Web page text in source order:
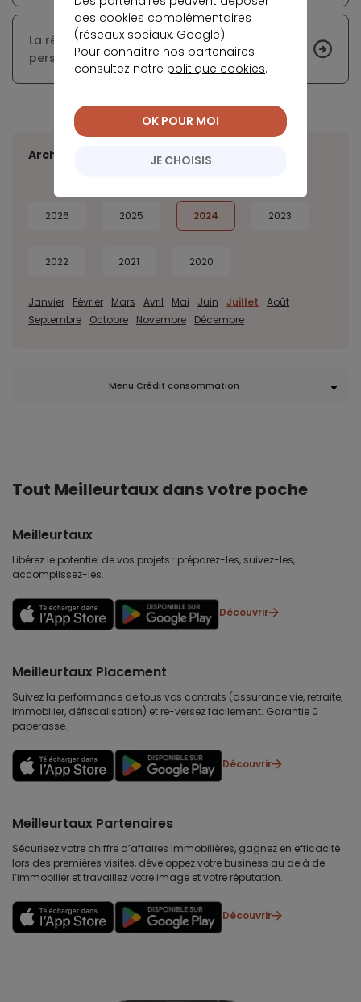
La rénovation énergétique en 2024 : bilan et
perspectives
Archives
2026 2025 2024 2023
2022 2021 2020
Janvier Février Mars Avril Mai Juin Juillet
Août
Septembre
Octobre Novembre Décembre
Menu Crédit consommation
Tout Meilleurtaux dans votre poche
Meilleurtaux
Libérez le potentiel de vos projets : préparez-les, suivez-les,
accomplissez-les.
Découvrir
Meilleurtaux Placement
Suivez la performance de tous vos contrats (assurance vie, retraite,
immobilier, défiscalisation) et re-versez facilement. Garantie 0
paperasse.
Découvrir
Meilleurtaux Partenaires
Sécurisez votre chiffre d’affaires immobilières, gagnez en efficacité
lors des premières visites, développez votre business au delà de
l’immobilier et travaillez votre image et votre réputation.
Découvrir
des cookies complémentaires
(réseaux sociaux, Google).
Pour connaître nos partenaires
consultez notre politique cookies.
JE CHOISIS
OK POUR MOI